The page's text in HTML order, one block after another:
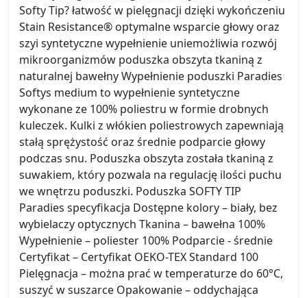
Softy Tip? łatwość w pielęgnacji dzięki wykończeniu
Stain Resistance® optymalne wsparcie głowy oraz
szyi syntetyczne wypełnienie uniemożliwia rozwój
mikroorganizmów poduszka obszyta tkaniną z
naturalnej bawełny Wypełnienie poduszki Paradies
Softys medium to wypełnienie syntetyczne
wykonane ze 100% poliestru w formie drobnych
kuleczek. Kulki z włókien poliestrowych zapewniają
stałą sprężystość oraz średnie podparcie głowy
podczas snu. Poduszka obszyta została tkaniną z
suwakiem, który pozwala na regulację ilości puchu
we wnętrzu poduszki. Poduszka SOFTY TIP
Paradies specyfikacja Dostępne kolory – biały, bez
wybielaczy optycznych Tkanina – bawełna 100%
Wypełnienie – poliester 100% Podparcie - średnie
Certyfikat – Certyfikat OEKO-TEX Standard 100
Pielęgnacja – można prać w temperaturze do 60°C,
suszyć w suszarce Opakowanie – oddychająca